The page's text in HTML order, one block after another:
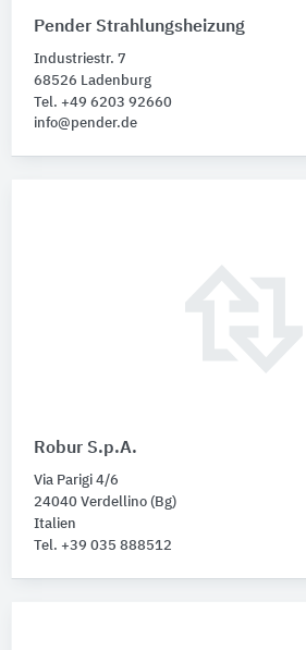
Pender Strahlungsheizung
Industriestr. 7
68526 Ladenburg
Tel. +49 6203 92660
info@pender.de
Robur S.p.A.
Via Parigi 4/6
24040 Verdellino (Bg)
Italien
Tel. +39 035 888512